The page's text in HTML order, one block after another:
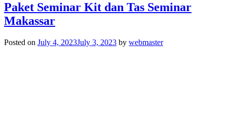
Paket Seminar Kit dan Tas Seminar
Makassar
Posted on July 4, 2023July 3, 2023 by webmaster